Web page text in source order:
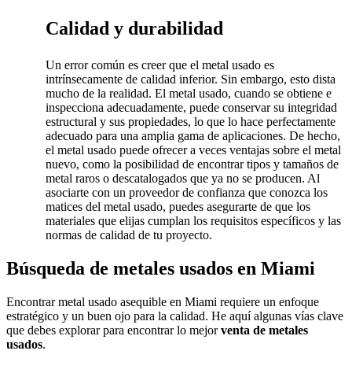
Calidad y durabilidad
Un error común es creer que el metal usado es
intrínsecamente de calidad inferior. Sin embargo, esto dista
mucho de la realidad. El metal usado, cuando se obtiene e
inspecciona adecuadamente, puede conservar su integridad
estructural y sus propiedades, lo que lo hace perfectamente
adecuado para una amplia gama de aplicaciones. De hecho,
el metal usado puede ofrecer a veces ventajas sobre el metal
nuevo, como la posibilidad de encontrar tipos y tamaños de
metal raros o descatalogados que ya no se producen. Al
asociarte con un proveedor de confianza que conozca los
matices del metal usado, puedes asegurarte de que los
materiales que elijas cumplan los requisitos específicos y las
normas de calidad de tu proyecto.
Búsqueda de metales usados en Miami
Encontrar metal usado asequible en Miami requiere un enfoque
estratégico y un buen ojo para la calidad. He aquí algunas vías clave
que debes explorar para encontrar lo mejorventa de metales
usados.